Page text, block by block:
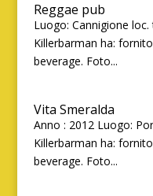
Reggae pub
Luogo: Cannigione
Killerbarman ha:
beverage. Foto...
Vita Smeralda
Anno : 2012 Luogo:
Killerbarman ha:
beverage. Foto...